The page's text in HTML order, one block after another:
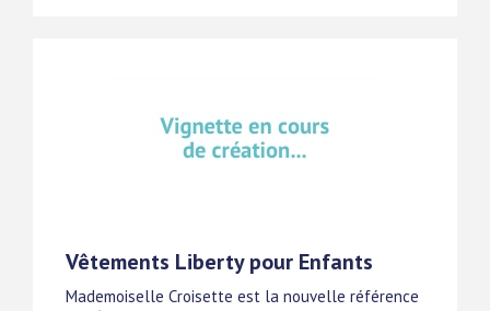
Vêtements Liberty pour Enfants
Mademoiselle Croisette est la nouvelle référence